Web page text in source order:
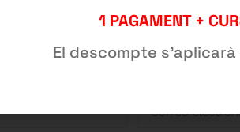
1 PAGAMENT +
El descompte